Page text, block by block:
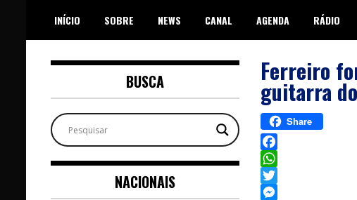
content
INÍCIO SOBRE NEWS CANAL AGENDA RÁDIO
Ferreiro
guitarra
Share
Facebook
WhatsApp
Twitter
BUSCA
NACIONAIS